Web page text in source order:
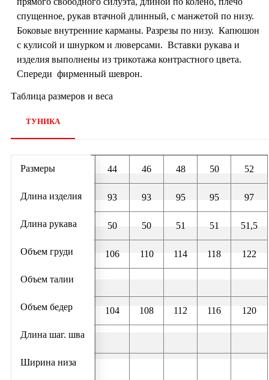
спущенное, рукав втачной длинный, с манжетой по низу.
Боковые внутренние карманы. Разрезы по низу. Капюшон
с кулисой и шнурком и люверсами. Вставки рукава и
изделия выполнены из трикотажа контрастного цвета.
Спереди фирменный шеврон.
Таблица размеров и веса
ТУНИКА
Размеры
Длина изделия
Длина рукава
Объем груди
Объем талии
Объем бедер
Длина шаг. шва
Ширина низа
44 46 48 50 52
93 93 95 95 97
50 50 51 51 51,5
106 110 114 118 122
104 108 112 116 120